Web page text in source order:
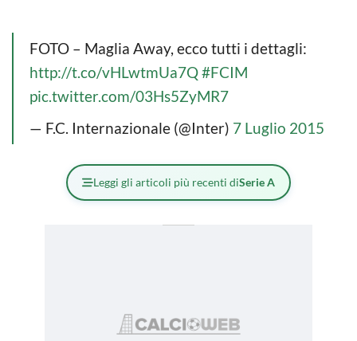
FOTO – Maglia Away, ecco tutti i dettagli:
http://t.co/vHLwtmUa7Q#FCIM
pic.twitter.com/03Hs5ZyMR7
— F.C. Internazionale (@Inter) 7 Luglio 2015
Leggi gli articoli più recenti diSerie A